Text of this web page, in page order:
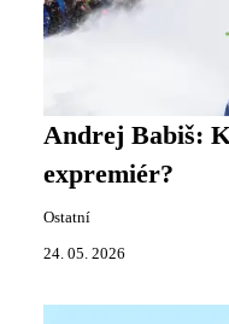
Andrej Babiš:
expremiér?
Ostatní
24. 05. 2026